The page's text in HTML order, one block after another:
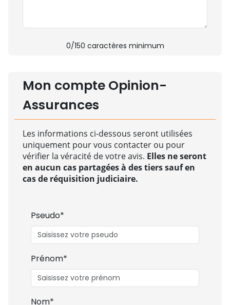
0/150 caractères minimum
Mon compte Opinion-
Assurances
Les informations ci-dessous seront utilisées
uniquement pour vous contacter ou pour
vérifier la véracité de votre avis. Elles ne seront
en aucun cas partagées à des tiers sauf en
cas de réquisition judiciaire.
Pseudo*
Prénom*
Nom*